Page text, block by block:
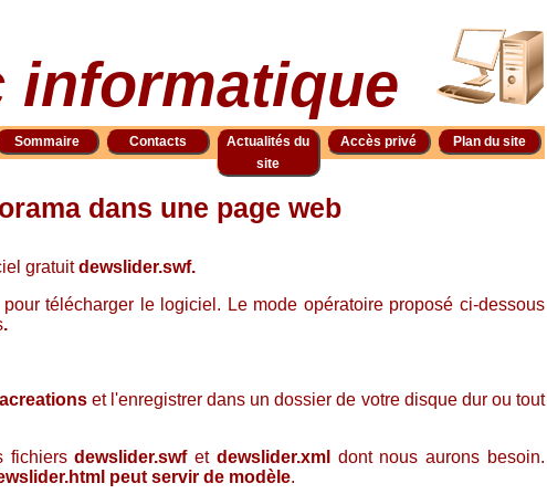
informatique
Plan du site
Accès privé
Actualités du
site
Contacts
Sommaire
dans une page web
gratuitdewslider.swf.
pourtélécharger le logiciel . Le mode opératoire proposé ci-dessous
.
et l'enregistrer dans un dossier de votre disque dur ou tout
fichiersdewslider.swfet dewslider.xml dont nous aurons besoin.
peut servir de modèle.